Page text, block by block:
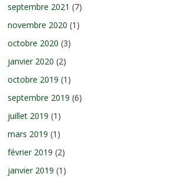
septembre 2021 (7)
novembre 2020 (1)
octobre 2020 (3)
janvier 2020 (2)
octobre 2019 (1)
septembre 2019 (6)
juillet 2019 (1)
mars 2019 (1)
février 2019 (2)
janvier 2019 (1)